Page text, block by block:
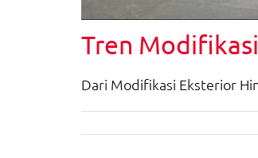
Tren
Dari Modifikasi Eksterior